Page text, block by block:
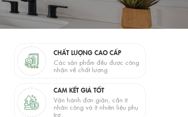
CHẤT LƯỢNG CAO CẤP
Các sản phẩm đều được công
nhận về chất lượng
CAM KẾT GIÁ TỐT
Vận hành đơn giản, cần ít
nhân công và ít nhiên liệu phụ
trợ